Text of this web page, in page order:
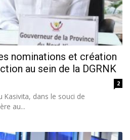
nominations et création
au sein de la DGRNK
2
Kasivita, dans le souci de
au...